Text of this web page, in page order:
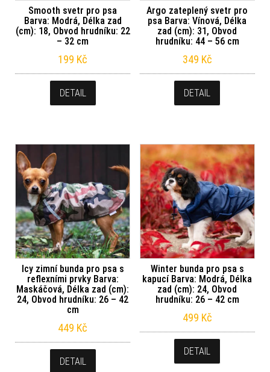
Smooth svetr pro psa
Barva: Modrá, Délka zad
(cm): 18, Obvod hrudníku: 22
– 32 cm
199 Kč
DETAIL
Argo zateplený svetr pro
psa Barva: Vínová, Délka
zad (cm): 31, Obvod
hrudníku: 44 – 56 cm
349 Kč
DETAIL
Icy zimní bunda pro psa s
reflexními prvky Barva:
Maskáčová, Délka zad (cm):
24, Obvod hrudníku: 26 – 42
cm
449 Kč
DETAIL
Winter bunda pro psa s
kapucí Barva: Modrá, Délka
zad (cm): 24, Obvod
hrudníku: 26 – 42 cm
499 Kč
DETAIL